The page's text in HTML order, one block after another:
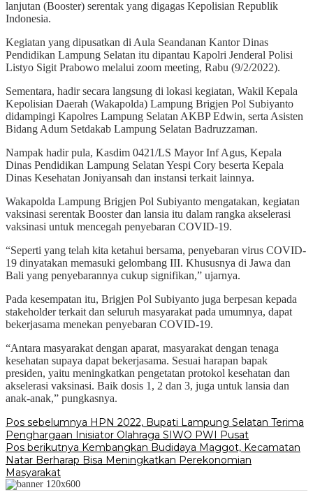
lanjutan (Booster) serentak yang digagas Kepolisian Republik
Indonesia.
Kegiatan yang dipusatkan di Aula Seandanan Kantor Dinas
Pendidikan Lampung Selatan itu dipantau Kapolri Jenderal Polisi
Listyo Sigit Prabowo melalui zoom meeting, Rabu (9/2/2022).
Sementara, hadir secara langsung di lokasi kegiatan, Wakil Kepala
Kepolisian Daerah (Wakapolda) Lampung Brigjen Pol Subiyanto
didampingi Kapolres Lampung Selatan AKBP Edwin, serta Asisten
Bidang Adum Setdakab Lampung Selatan Badruzzaman.
Nampak hadir pula, Kasdim 0421/LS Mayor Inf Agus, Kepala
Dinas Pendidikan Lampung Selatan Yespi Cory beserta Kepala
Dinas Kesehatan Joniyansah dan instansi terkait lainnya.
Wakapolda Lampung Brigjen Pol Subiyanto mengatakan, kegiatan
vaksinasi serentak Booster dan lansia itu dalam rangka akselerasi
vaksinasi untuk mencegah penyebaran COVID-19.
“Seperti yang telah kita ketahui bersama, penyebaran virus COVID-
19 dinyatakan memasuki gelombang III. Khususnya di Jawa dan
Bali yang penyebarannya cukup signifikan,” ujarnya.
Pada kesempatan itu, Brigjen Pol Subiyanto juga berpesan kepada
stakeholder terkait dan seluruh masyarakat pada umumnya, dapat
bekerjasama menekan penyebaran COVID-19.
“Antara masyarakat dengan aparat, masyarakat dengan tenaga
kesehatan supaya dapat bekerjasama. Sesuai harapan bapak
presiden, yaitu meningkatkan pengetatan protokol kesehatan dan
akselerasi vaksinasi. Baik dosis 1, 2 dan 3, juga untuk lansia dan
anak-anak,” pungkasnya.
Navigasi
pos
Pos sebelumnya HPN 2022, Bupati Lampung Selatan Terima
Penghargaan Inisiator Olahraga SIWO PWI Pusat
Pos berikutnya Kembangkan Budidaya Maggot, Kecamatan
Natar Berharap Bisa Meningkatkan Perekonomian
Masyarakat